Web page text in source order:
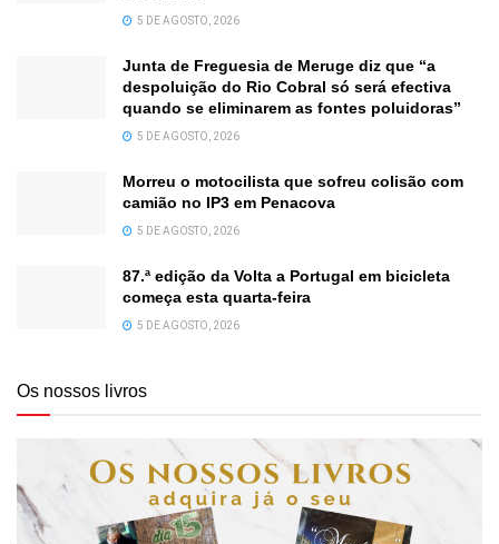
5 DE AGOSTO, 2026
Junta de Freguesia de Meruge diz que “a
despoluição do Rio Cobral só será efectiva
quando se eliminarem as fontes poluidoras”
5 DE AGOSTO, 2026
Morreu o motocilista que sofreu colisão com
camião no IP3 em Penacova
5 DE AGOSTO, 2026
87.ª edição da Volta a Portugal em bicicleta
começa esta quarta-feira
5 DE AGOSTO, 2026
Os nossos livros